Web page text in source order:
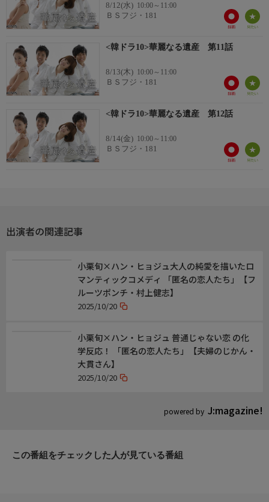
8/12(水) 10:00～11:00
ＢＳフジ・181
<韓ドラ10>華麗なる遺産 第11話
8/13(木) 10:00～11:00
ＢＳフジ・181
<韓ドラ10>華麗なる遺産 第12話
8/14(金) 10:00～11:00
ＢＳフジ・181
出演者の関連記事
powered by J:magazine!
小栗旬×ハン・ヒョジュ大人の純愛を描いたロ
マンティックコメディ 「匿名の恋人たち」【フ
ルーツポンチ・村上健志】
2025/10/20
小栗旬×ハン・ヒョジュ 普通じゃない恋 の化
学反応！ 「匿名の恋人たち」【夫婦のじかん・
大貫さん】
2025/10/20
この番組をチェックした人が見ている番組